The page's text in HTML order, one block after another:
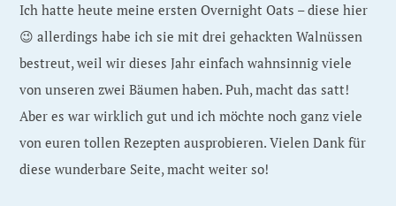
Ich hatte heute meine ersten Overnight Oats – diese hier
😉 allerdings habe ich sie mit drei gehackten Walnüssen
bestreut, weil wir dieses Jahr einfach wahnsinnig viele
von unseren zwei Bäumen haben. Puh, macht das satt!
Aber es war wirklich gut und ich möchte noch ganz viele
von euren tollen Rezepten ausprobieren. Vielen Dank für
diese wunderbare Seite, macht weiter so!